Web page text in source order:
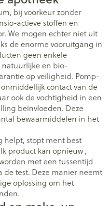
bij voorkeur zonder
actieve stoffen en
We mogen echter niet uit
de enorme vooruitgang in
geen enkele
natuurlijke en bio-
op veiligheid. Pomp-
contact van de
ook de vochtigheid in een
beïnvloeden. Deze
bewaarmiddelen in het
helpt, stopt ment best
product kan opnieuw ,
met een tussentijd
de test. Deze manier neemt
oplossing om het